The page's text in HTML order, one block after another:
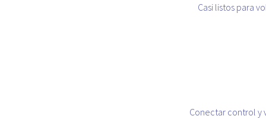
Casi listos para
Conectar control y